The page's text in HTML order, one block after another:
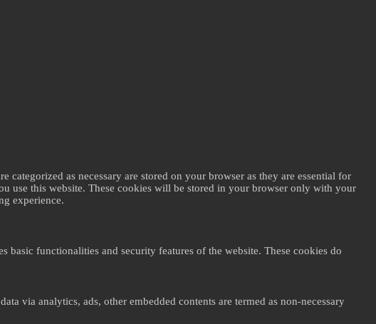
as necessary are stored on your browser as they are essential for
use this website. These cookies will be stored in your browser only with your
experience.
basic functionalities and security features of the website. These cookies do
via analytics, ads, other embedded contents are termed as non-necessary